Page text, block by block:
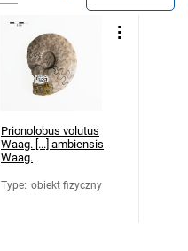
Prionolobus volutus
Waag. [...] ambiensis
Waag.
Type: obiekt fizyczny